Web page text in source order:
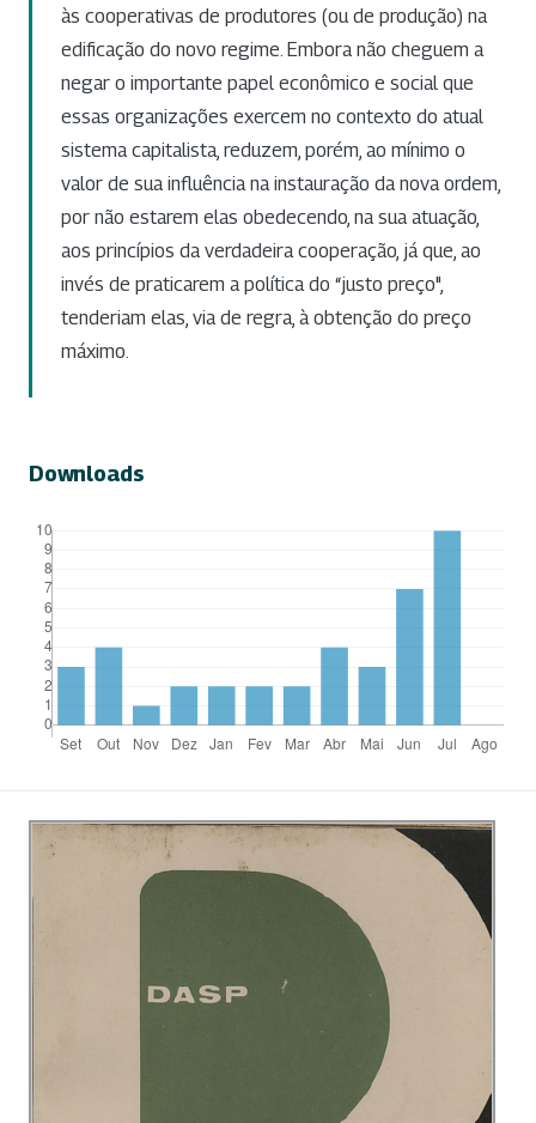
às cooperativas de produtores (ou de produção) na
edificação do novo regime. Embora não cheguem a
negar o importante papel econômico e social que
essas organizações exercem no contexto do atual
sistema capitalista, reduzem, porém, ao mínimo o
valor de sua influência na instauração da nova ordem,
por não estarem elas obedecendo, na sua atuação,
aos princípios da verdadeira cooperação, já que, ao
invés de praticarem a política do “justo preço",
tenderiam elas, via de regra, à obtenção do preço
máximo.
Downloads